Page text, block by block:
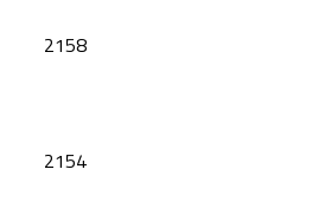
2158
2154